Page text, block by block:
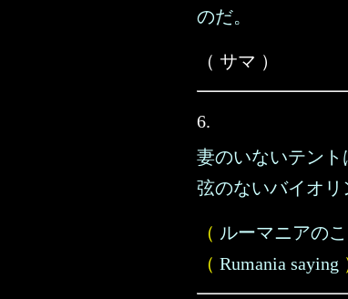
のだ。
（ サマ ）
6.
妻のいないテント
弦のないバイオリ
（ ルーマニアの
（ Rumania saying